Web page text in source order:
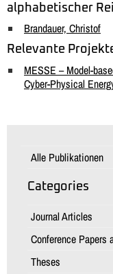
alphabetischer
Brandauer, Christof
Relevante
MESSE – Model-
Cyber-Physical
Alle Publikationen
Categories
Journal Articles
Conference Papers
Theses